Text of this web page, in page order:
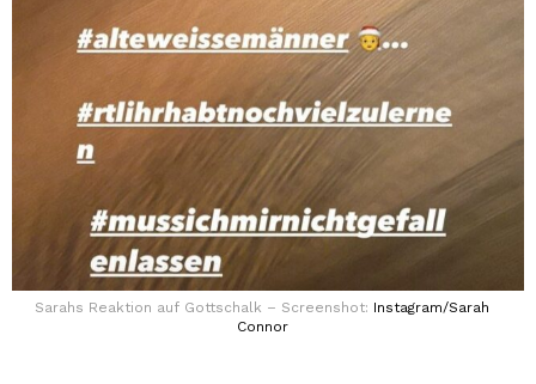
Sarahs Reaktion auf Gottschalk – Screenshot: Instagram/Sarah
Connor